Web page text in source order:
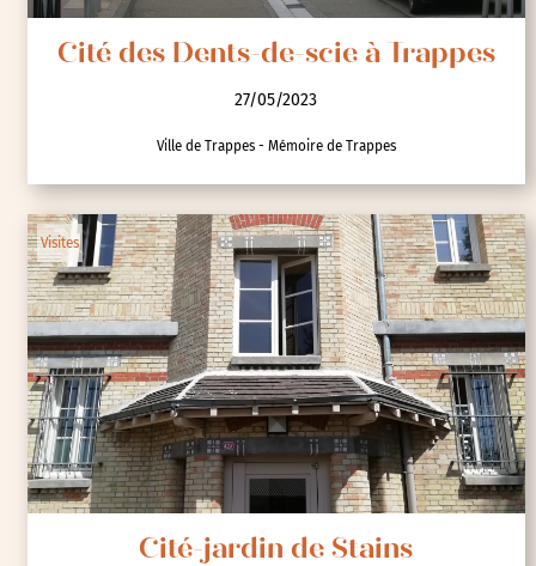
Cité des Dents-de-scie à Trappes
27/05/2023
Ville de Trappes - Mémoire de Trappes
Visites
Cité-jardin de Stains